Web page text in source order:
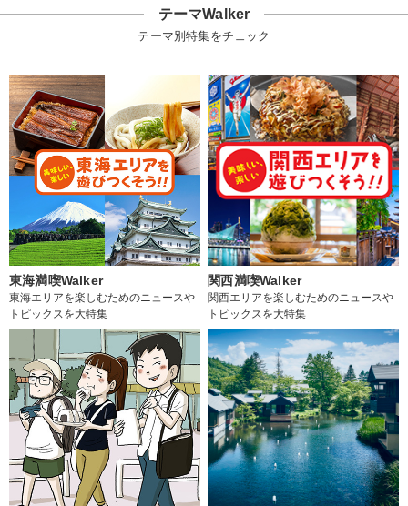
テーマWalker
テーマ別特集をチェック
東海満喫Walker
東海エリアを楽しむためのニュースや
トピックスを大特集
関西満喫Walker
関西エリアを楽しむためのニュースや
トピックスを大特集